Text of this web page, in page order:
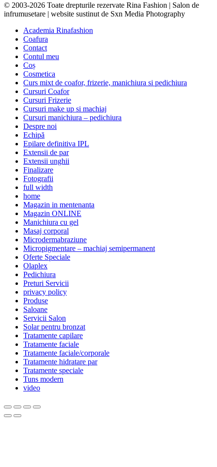
© 2003-2026 Toate drepturile rezervate Rina Fashion | Salon de
infrumusetare | website sustinut de Sxn Media Photography
Academia Rinafashion
Coafura
Contact
Contul meu
Coș
Cosmetica
Curs mixt de coafor, frizerie, manichiura si pedichiura
Cursuri Coafor
Cursuri Frizerie
Cursuri make up si machiaj
Cursuri manichiura – pedichiura
Despre noi
Echipă
Epilare definitiva IPL
Extensii de par
Extensii unghii
Finalizare
Fotografii
full width
home
Magazin in mentenanta
Magazin ONLINE
Manichiura cu gel
Masaj corporal
Microdermabraziune
Micropigmentare – machiaj semipermanent
Oferte Speciale
Olaplex
Pedichiura
Preturi Servicii
privacy policy
Produse
Saloane
Servicii Salon
Solar pentru bronzat
Tratamente capilare
Tratamente faciale
Tratamente faciale/corporale
Tratamente hidratare par
Tratamente speciale
Tuns modern
video